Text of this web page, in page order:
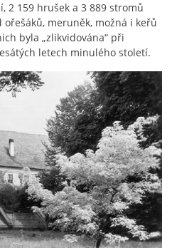
2 159 hrušek a 3 889 stromů
meruněk, možná i keřů
byla „zlikvidována“ při
letech minulého století.